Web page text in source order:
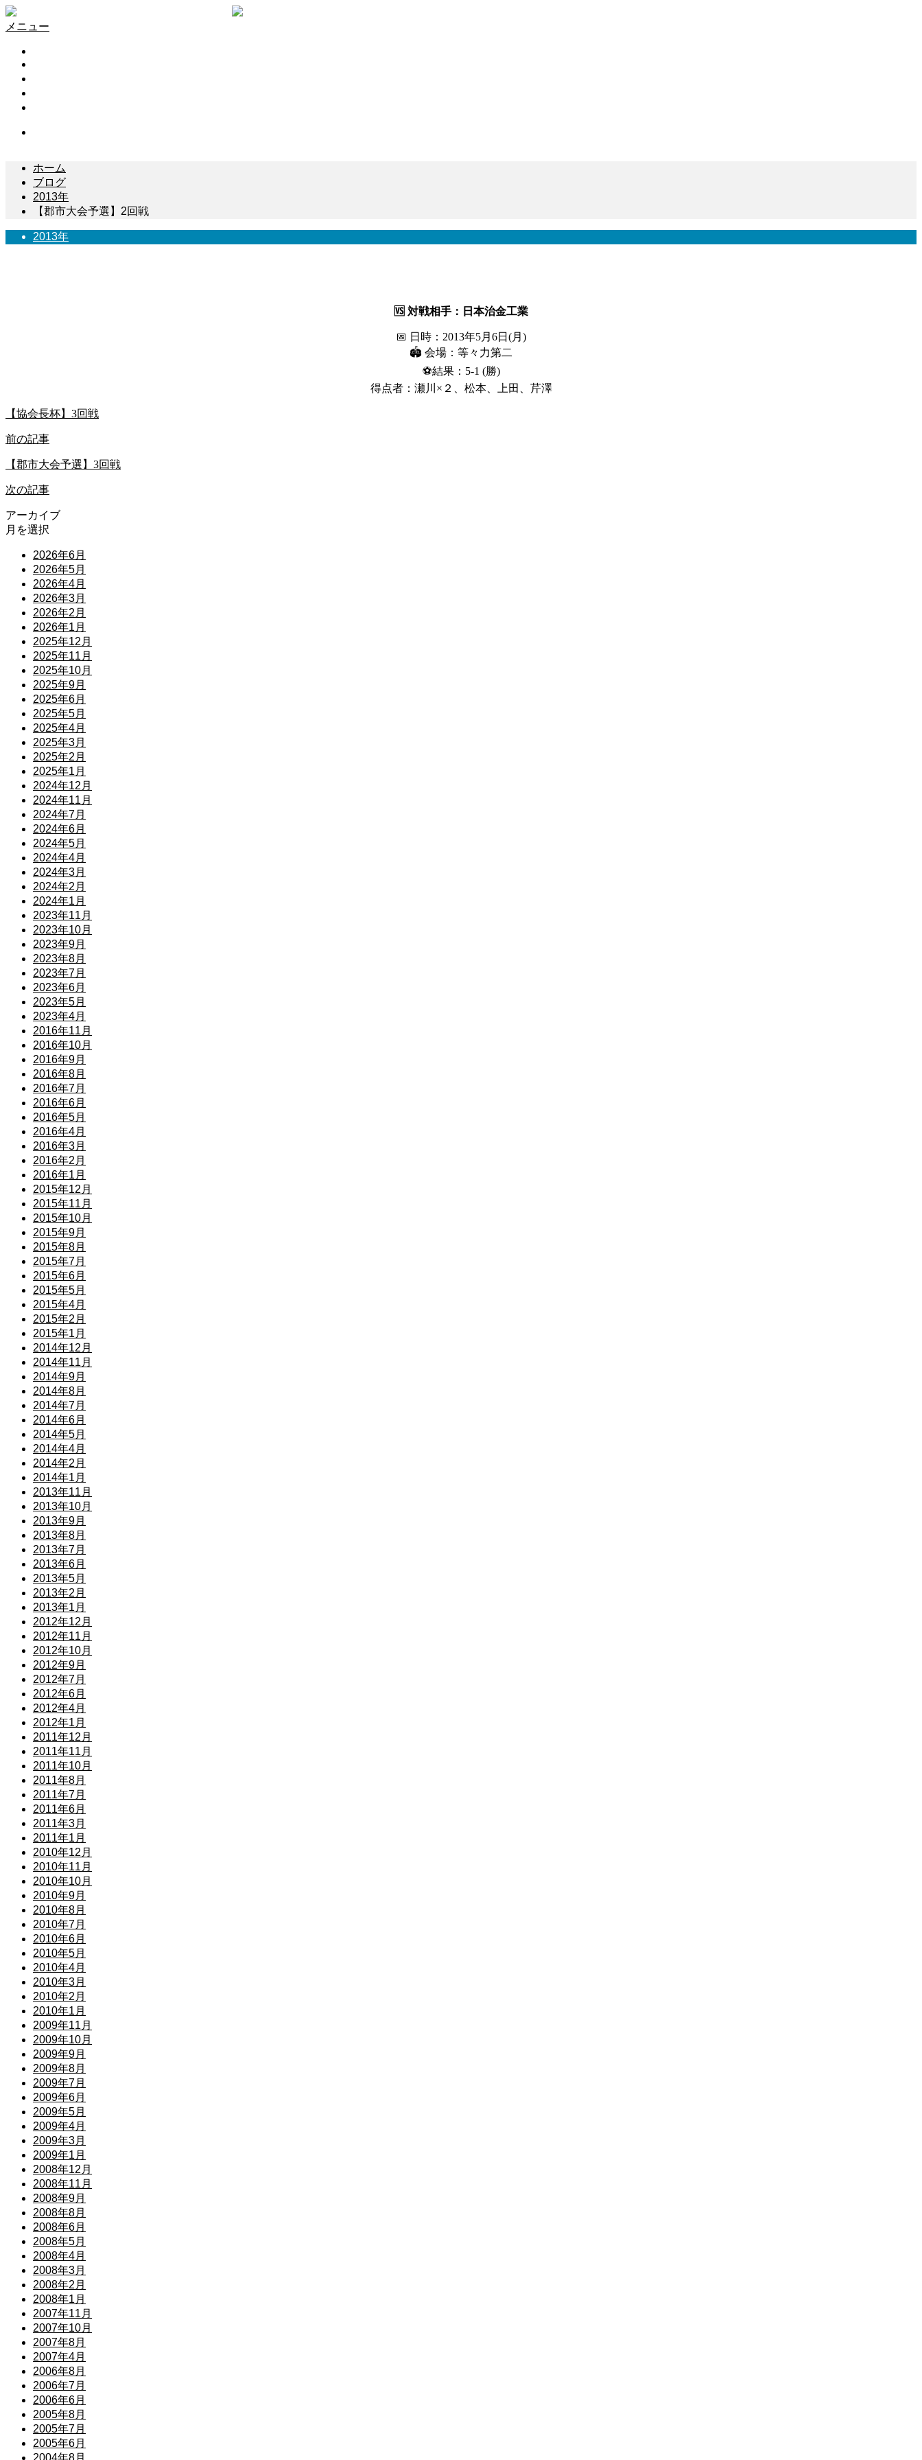
メニュー
ホーム
ブログ
2013年
【郡市大会予選】2回戦
2013年
🆚 対戦相手：日本治金工業
📅 日時：2013年5月6日(月)
🏟 会場：等々力第二
⚽結果：5-1 (勝)
得点者：瀬川×２、松本、上田、芹澤
【協会長杯】3回戦
前の記事
【郡市大会予選】3回戦
次の記事
アーカイブ
月を選択
2026年6月
2026年5月
2026年4月
2026年3月
2026年2月
2026年1月
2025年12月
2025年11月
2025年10月
2025年9月
2025年6月
2025年5月
2025年4月
2025年3月
2025年2月
2025年1月
2024年12月
2024年11月
2024年7月
2024年6月
2024年5月
2024年4月
2024年3月
2024年2月
2024年1月
2023年11月
2023年10月
2023年9月
2023年8月
2023年7月
2023年6月
2023年5月
2023年4月
2016年11月
2016年10月
2016年9月
2016年8月
2016年7月
2016年6月
2016年5月
2016年4月
2016年3月
2016年2月
2016年1月
2015年12月
2015年11月
2015年10月
2015年9月
2015年8月
2015年7月
2015年6月
2015年5月
2015年4月
2015年2月
2015年1月
2014年12月
2014年11月
2014年9月
2014年8月
2014年7月
2014年6月
2014年5月
2014年4月
2014年2月
2014年1月
2013年11月
2013年10月
2013年9月
2013年8月
2013年7月
2013年6月
2013年5月
2013年2月
2013年1月
2012年12月
2012年11月
2012年10月
2012年9月
2012年7月
2012年6月
2012年4月
2012年1月
2011年12月
2011年11月
2011年10月
2011年8月
2011年7月
2011年6月
2011年3月
2011年1月
2010年12月
2010年11月
2010年10月
2010年9月
2010年8月
2010年7月
2010年6月
2010年5月
2010年4月
2010年3月
2010年2月
2010年1月
2009年11月
2009年10月
2009年9月
2009年8月
2009年7月
2009年6月
2009年5月
2009年4月
2009年3月
2009年1月
2008年12月
2008年11月
2008年9月
2008年8月
2008年6月
2008年5月
2008年4月
2008年3月
2008年2月
2008年1月
2007年11月
2007年10月
2007年8月
2007年4月
2006年8月
2006年7月
2006年6月
2005年8月
2005年7月
2005年6月